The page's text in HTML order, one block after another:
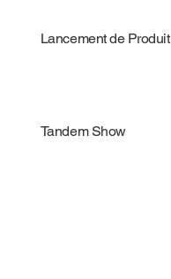
Lancement de Produit
Tandem Show